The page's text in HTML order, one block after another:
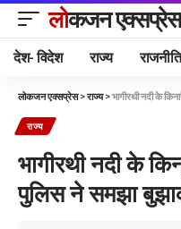
लोकजन एक्सप्रेस
देश- विदेश राज्य राजनीति
लोकजन एक्सप्रेस>राज्य>भागीरथी नदी के
राज्य
भागीरथी नदी के
पुलिस ने समझा